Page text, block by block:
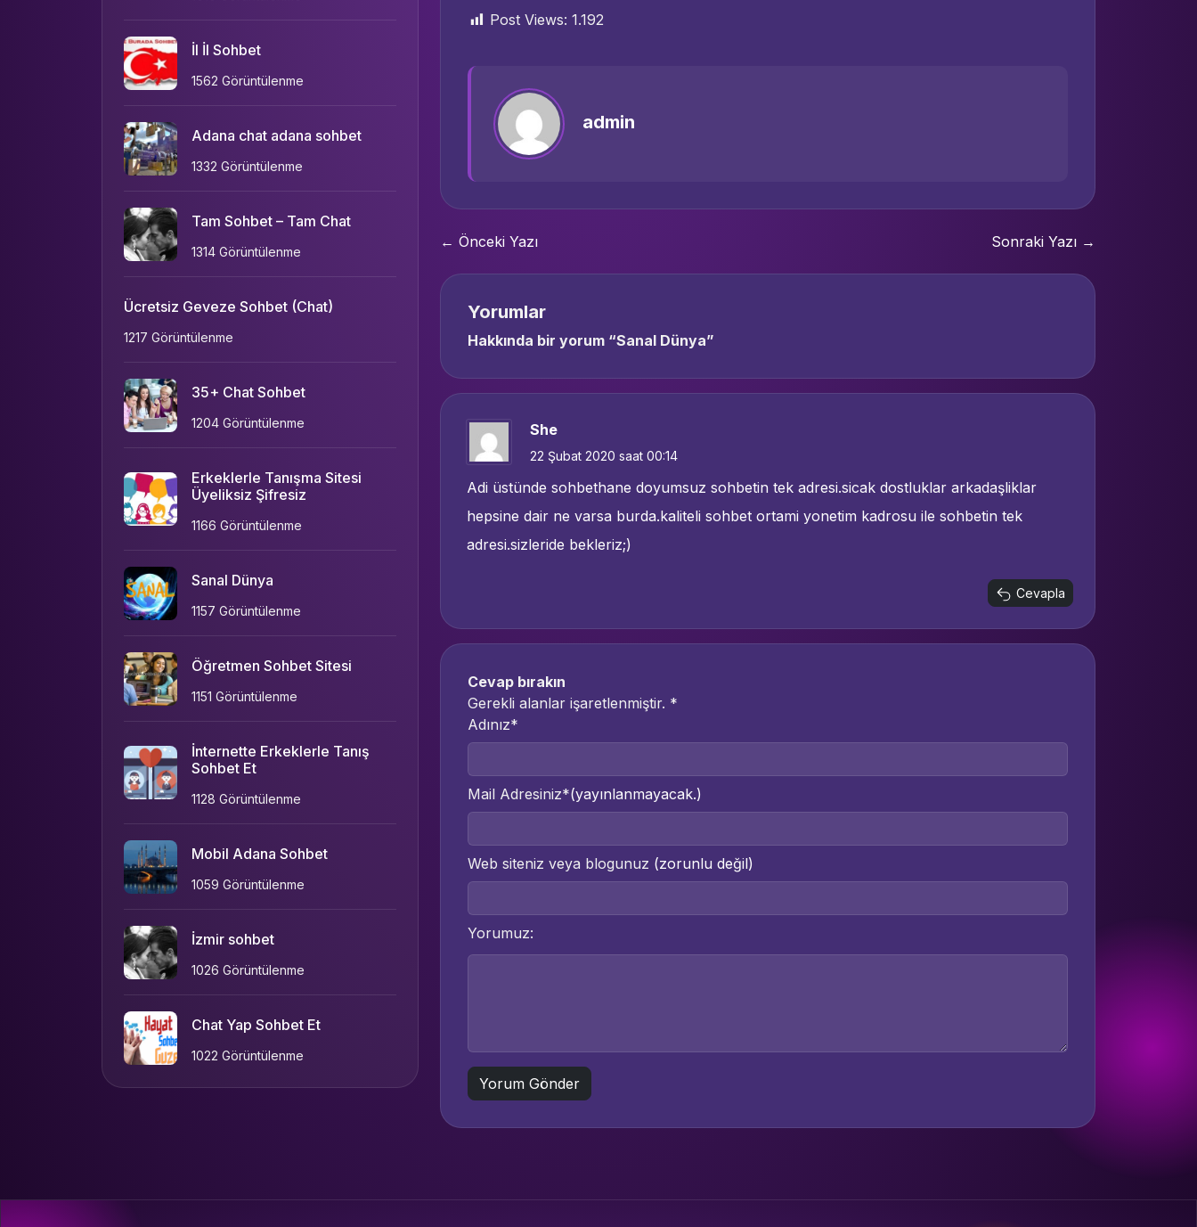
Post Views: 1.192
admin
← Önceki Yazı Sonraki Yazı →
Yorumlar
Hakkında bir yorum “Sanal Dünya”
She
22 Şubat 2020 saat 00:14
Adi üstünde sohbethane doyumsuz sohbetin tek adresi.sicak dostluklar arkadaşliklar
hepsine dair ne varsa burda.kaliteli sohbet ortami yonetim kadrosu ile sohbetin tek
adresi.sizleride bekleriz;)
Cevapla
Cevap bırakın
Gerekli alanlar işaretlenmiştir. *
Adınız*
Mail Adresiniz*(yayınlanmayacak.)
Web siteniz veya blogunuz (zorunlu değil)
Yorumuz:
İl İl Sohbet
1562 Görüntülenme
Adana chat adana sohbet
1332 Görüntülenme
Tam Sohbet – Tam Chat
1314 Görüntülenme
Ücretsiz Geveze Sohbet (Chat)
1217 Görüntülenme
35+ Chat Sohbet
1204 Görüntülenme
Erkeklerle Tanışma Sitesi
Üyeliksiz Şifresiz
1166 Görüntülenme
Sanal Dünya
1157 Görüntülenme
Öğretmen Sohbet Sitesi
1151 Görüntülenme
İnternette Erkeklerle Tanış
Sohbet Et
1128 Görüntülenme
Mobil Adana Sohbet
1059 Görüntülenme
İzmir sohbet
1026 Görüntülenme
Chat Yap Sohbet Et
1022 Görüntülenme